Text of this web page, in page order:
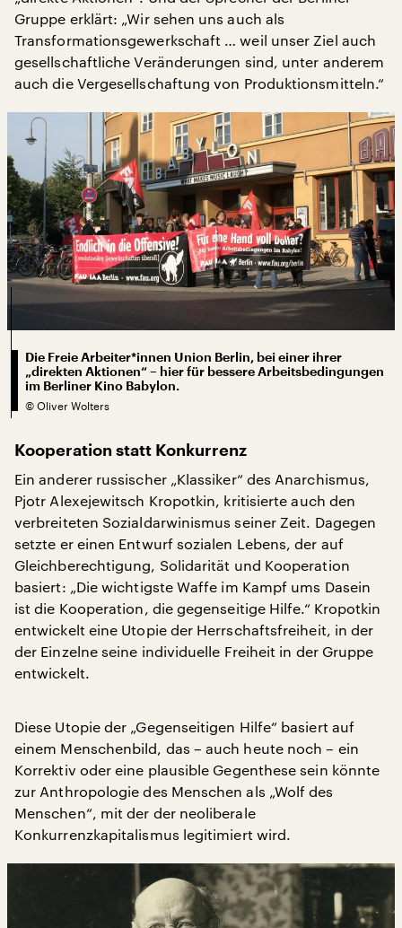
Gruppe erklärt: „Wir sehen uns auch als
Transformationsgewerkschaft … weil unser Ziel auch
gesellschaftliche Veränderungen sind, unter anderem
auch die Vergesellschaftung von Produktionsmitteln.“
Die Freie Arbeiter*innen Union Berlin, bei einer ihrer
„direkten Aktionen“ – hier für bessere Arbeitsbedingungen
im Berliner Kino Babylon.
© Oliver Wolters
Kooperation statt Konkurrenz
Ein anderer russischer „Klassiker“ des Anarchismus,
Pjotr Alexejewitsch Kropotkin, kritisierte auch den
verbreiteten Sozialdarwinismus seiner Zeit. Dagegen
setzte er einen Entwurf sozialen Lebens, der auf
Gleichberechtigung, Solidarität und Kooperation
basiert: „Die wichtigste Waffe im Kampf ums Dasein
ist die Kooperation, die gegenseitige Hilfe.“ Kropotkin
entwickelt eine Utopie der Herrschaftsfreiheit, in der
der Einzelne seine individuelle Freiheit in der Gruppe
entwickelt.
Diese Utopie der „Gegenseitigen Hilfe“ basiert auf
einem Menschenbild, das – auch heute noch – ein
Korrektiv oder eine plausible Gegenthese sein könnte
zur Anthropologie des Menschen als „Wolf des
Menschen“, mit der der neoliberale
Konkurrenzkapitalismus legitimiert wird.